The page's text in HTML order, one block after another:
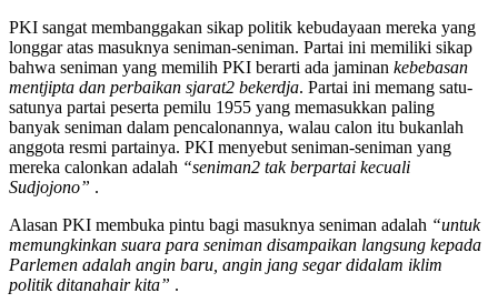
PKI sangat membanggakan sikap politik kebudayaan mereka yang
longgar atas masuknya seniman-seniman. Partai ini memiliki sikap
bahwa seniman yang memilih PKI berarti ada jaminan kebebasan
mentjipta dan perbaikan sjarat2 bekerdja. Partai ini memang satu-
satunya partai peserta pemilu 1955 yang memasukkan paling
banyak seniman dalam pencalonannya, walau calon itu bukanlah
anggota resmi partainya. PKI menyebut seniman-seniman yang
mereka calonkan adalah “seniman2 tak berpartai kecuali
Sudjojono” .
Alasan PKI membuka pintu bagi masuknya seniman adalah “untuk
memungkinkan suara para seniman disampaikan langsung kepada
Parlemen adalah angin baru, angin jang segar didalam iklim
politik ditanahair kita” .